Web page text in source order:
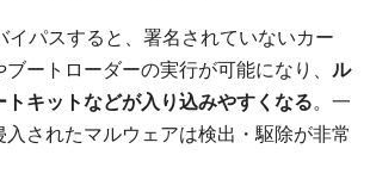
パスすると、署名されていないカー
ートローダーの実行が可能になり、 ル
トキットなどが入り込みやすくなる。一
されたマルウェアは検出・駆除が非常